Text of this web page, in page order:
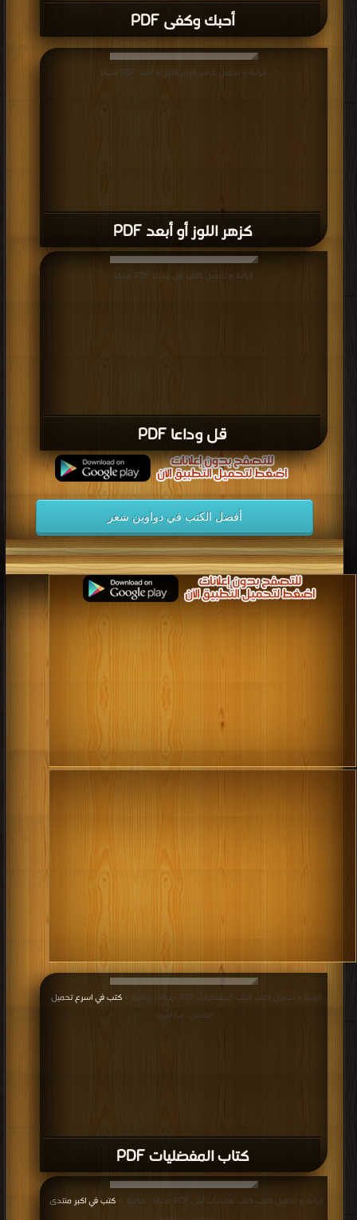
أحبك وكفى PDF
كزهر اللوز أو أبعد PDF
قراءة و تحميل كتاب كزهر اللوز أو أبعد PDF مجانا
قل وداعا PDF
قراءة و تحميل كتاب قل وداعا PDF مجانا
أفضل الكتب في دواوين شعر
كتاب المفضليات PDF
قراءة و تحميل كتاب كتاب المفضليات PDF مجانا | مكتبة > كتب في اسرع تحميل
التحميل : مرة/مرات
قراءة و تحميل كتاب كتاب همسات أنثى PDF مجانا | مكتبة > كتب في اكبر منتدى